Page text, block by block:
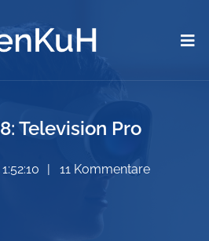
Television Pro
1:52:10 11 Kommentare